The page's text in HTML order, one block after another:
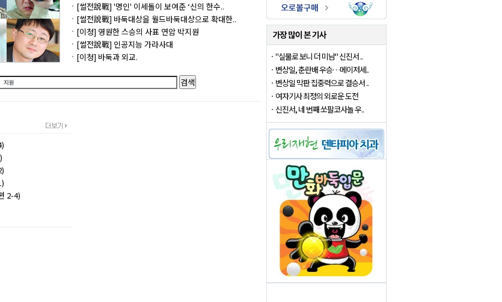
[썰전說戰] '명인' 이세돌이 보여준 ‘신의 한수..
[썰전說戰] 바둑대상을 월드바둑대상으로 확대한..
[이청] 영원한 스승의 사표 연암 박지원
[썰전說戰] 인공지능 가라사대
[이청] 바둑과 외교.
2-4)
"실물로 보니 더 미남" 신진서 ..
변상일, 춘란배 우승…메이저세..
변상일 막판 집중력으로 결승서 ..
여자기사 최정의 외로운 도전
신진서, 네 번째 쏘팔코사놀 우..